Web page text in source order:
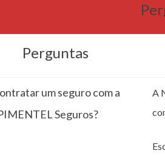
Perguntas
um seguro com a
Seguros?
A